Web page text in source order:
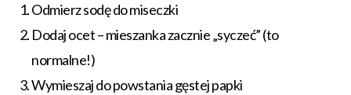
Odmierz sodę do miseczki
Dodaj ocet – mieszanka zacznie „syczeć” (to
normalne!)
Wymieszaj do powstania gęstej papki